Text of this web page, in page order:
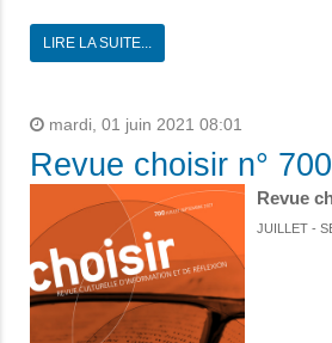
LIRE LA SUITE...
mardi, 01 juin 2021 08:01
Revue choisir n° 700
Revue
JUILLET -